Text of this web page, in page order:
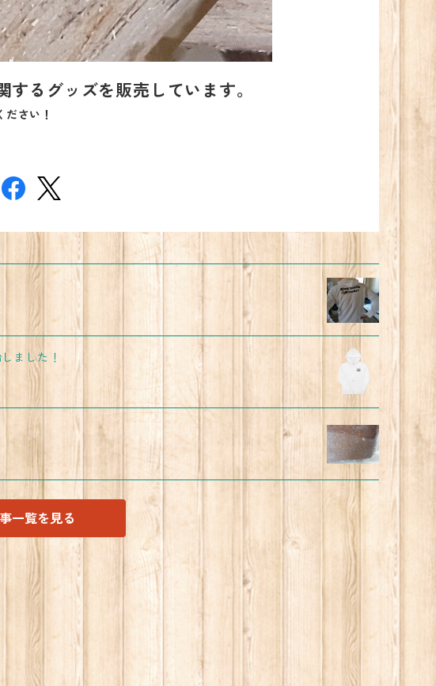
るグッズを販売しています。
さい！
ました！
一覧を見る